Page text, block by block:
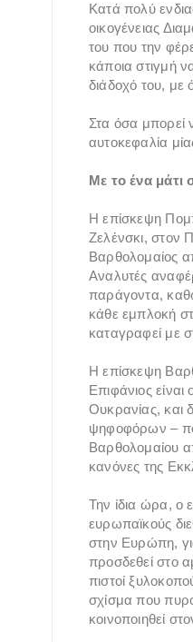
Κατά πολύ
οικογένειας
του που την
κάποια στιγμή
διάδοχό του, με
Στα όσα μπορεί
αυτοκεφαλία
Με το ένα μάτι
Η επίσκεψη
Ζελένσκι, στον
Βαρθολομαίος
Αναλυτές
παράγοντα,
κάθε εμπλοκή
καταγραφεί με
Η επίσκεψη
Επιφάνιος
Ουκρανίας, και
ψηφοφόρων –
Βαρθολομαίου
κανόνες της
Την ίδια ώρα, ο
ευρωπαϊκούς
στην Ευρώπη,
προσδεθεί στο
πιστοί
σχίσμα που
κοινοποιηθεί